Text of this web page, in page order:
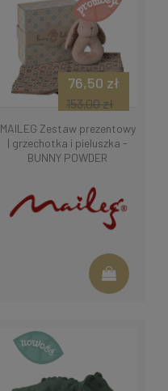
MAILEG Zestaw prezentowy
| grzechotka i pieluszka -
BUNNY POWDER
76,50 zł
153,00 zł